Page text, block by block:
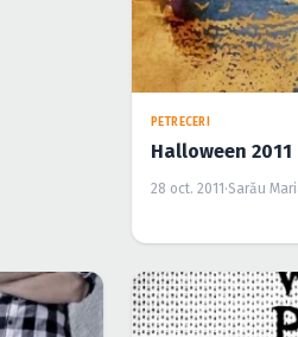
COVER / TRIBUTE
Halloween
Bucureşti